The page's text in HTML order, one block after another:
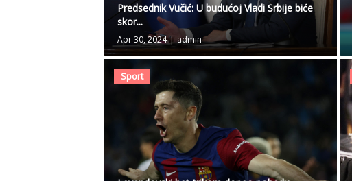
Predsednik Vučić: U budućoj Vladi Srbije biće
skor...
Apr 30, 2024 | admin
Sport